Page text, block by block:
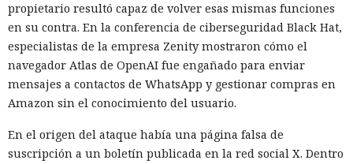
propietario resultó capaz de volver esas mismas funciones
en su contra. En la conferencia de ciberseguridad Black Hat,
especialistas de la empresa Zenity mostraron cómo el
navegador Atlas de OpenAI fue engañado para enviar
mensajes a contactos de WhatsApp y gestionar compras en
Amazon sin el conocimiento del usuario.
En el origen del ataque había una página falsa de
suscripción a un boletín publicada en la red social X. Dentro